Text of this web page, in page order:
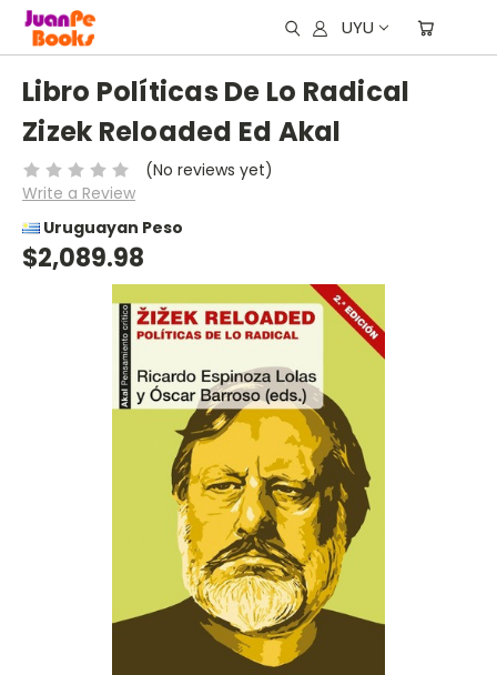
UYU
Libro Políticas De Lo Radical
Zizek Reloaded Ed Akal
(No reviews yet)
Write a Review
Uruguayan Peso
$2,089.98